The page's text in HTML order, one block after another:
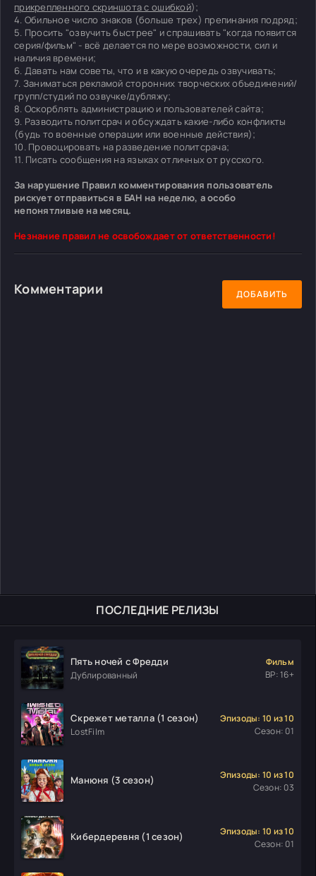
ПОСЛЕДНИЕ РЕЛИЗЫ
Пять ночей с Фредди
Дублированный
Фильм
ВР: 16+
Скрежет металла (1 сезон)
LostFilm
Эпизоды: 10 из 10
Сезон: 01
Манюня (3 сезон)
Эпизоды: 10 из 10
Сезон: 03
Кибердеревня (1 сезон)
Эпизоды: 10 из 10
Сезон: 01
прикрепленного скриншота с ошибкой);
4. Обильное число знаков (больше трех) препинания подряд;
5. Просить "озвучить быстрее" и спрашивать "когда появится
серия/фильм" - всё делается по мере возможности, сил и
наличия времени;
6. Давать нам советы, что и в какую очередь озвучивать;
7. Заниматься рекламой сторонних творческих объединений/
групп/студий по озвучке/дубляжу;
8. Оскорблять администрацию и пользователей сайта;
9. Разводить политсрач и обсуждать какие-либо конфликты
(будь то военные операции или военные действия);
10. Провоцировать на разведение политсрача;
11. Писать сообщения на языках отличных от русского.
За нарушение Правил комментирования пользователь
рискует отправиться в БАН на неделю, а особо
непонятливые на месяц.
Незнание правил не освобождает от ответственности!
Комментарии ДОБАВИТЬ